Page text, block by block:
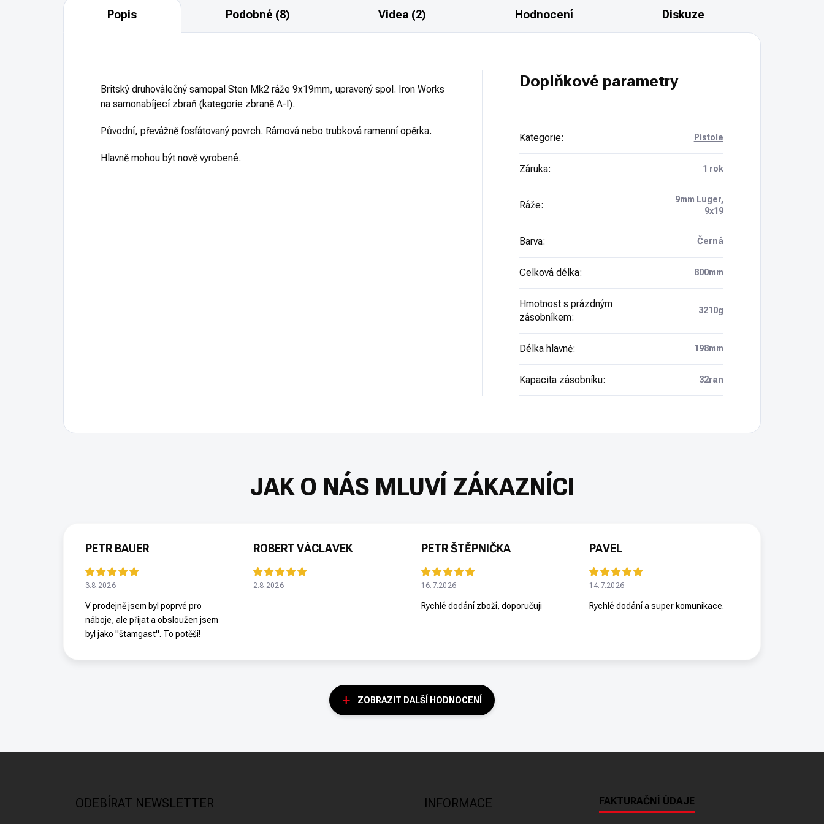
Popis Podobné (8) Videa (2) Hodnocení Diskuze
Britský druhoválečný samopal Sten Mk2 ráže 9x19mm, upravený spol. Iron Works
na samonabíjecí zbraň (kategorie zbraně A-I).
Původní, převážně fosfátovaný povrch. Rámová nebo trubková ramenní opěrka.
Hlavně mohou být nově vyrobené.
Doplňkové parametry
Kategorie: Pistole
Záruka: 1 rok
Ráže:
9mm Luger,
9x19
Barva: Černá
Celková délka: 800mm
Hmotnost s prázdným
zásobníkem:
3210g
Délka hlavně: 198mm
Kapacita zásobníku: 32ran
PETR BAUER
3.8.2026
V prodejně jsem byl poprvé pro
náboje, ale přijat a obsloužen jsem
byl jako "štamgast". To potěší!
ROBERT VÁCLAVEK
2.8.2026
PETR ŠTĚPNIČKA
16.7.2026
Rychlé dodání zboží, doporučuji
PAVEL
14.7.2026
Rychlé dodání a super komunikace.
ZOBRAZIT DALŠÍ HODNOCENÍ
ODEBÍRAT NEWSLETTER INFORMACE FAKTURAČNÍ ÚDAJE